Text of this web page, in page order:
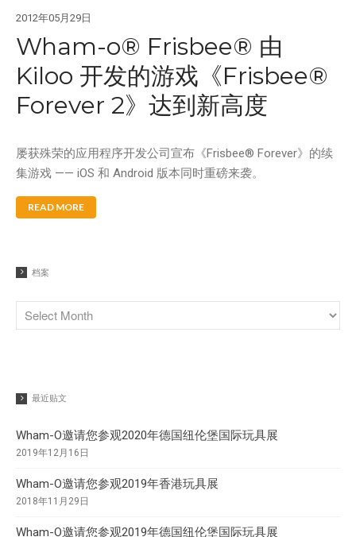
Arctic Force
Boogieboard
Frisbee
Game Time
Hacky Sack
Splash
Splash 'N Score
纽伦堡国际玩具展
2012年05月29日
Wham-o® Frisbee® 由
Kiloo 开发的游戏《Frisbee®
Forever 2》达到新高度
屡获殊荣的应用程序开发公司宣布《Frisbee® Forever》的续
集游戏 —— iOS 和 Android 版本同时重磅来袭。
READ MORE
档案
最近贴文
Wham-O邀请您参观2020年德国纽伦堡国际玩具展
2019年12月16日
Wham-O邀请您参观2019年香港玩具展
2018年11月29日
Wham-O邀请您参观2019年德国纽伦堡国际玩具展